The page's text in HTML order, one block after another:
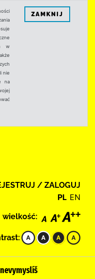
w
nie
na
ZAMKNIJ
/ ZALOGUJ
PL EN
wielkość: